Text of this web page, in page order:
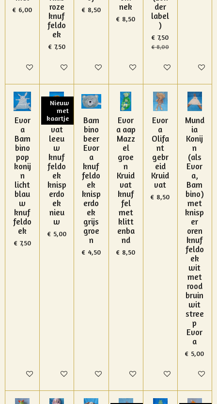
€ 6,00
In winkelwagen
roze
knuf
feldo
ek
€ 7,50
In winkelwagen
€ 8,50
In winkelwagen
nek
€ 8,50
In winkelwagen
der
label
)
€ 7,50
€ 8,00
In winkelwagen
In
Evor
a
Bam
bino
pop
konij
n
licht
blau
w
knuf
feldo
ek
€ 7,50
In winkelwagen
Nieuw
met
kaartje
Kruid
vat
leeu
w
knuf
feldo
ek
knisp
erdo
ek
nieu
w
€ 5,00
In winkelwagen
Bam
bino
beer
Evor
a
knuf
feldo
ek
knisp
erdo
ek
grijs
groe
n
€ 4,50
In winkelwagen
Evor
a aap
Mazz
el
groe
n
Kruid
vat
knuf
fel
met
klitt
enba
nd
€ 8,50
In winkelwagen
Evor
a
Olifa
nt
gebr
eid
Kruid
vat
€ 8,50
In winkelwagen
Mund
ia
Konij
n
(als
Evor
a,
Bam
bino)
met
knisp
er
oren
knuf
feldo
ek
wit
met
rood
bruin
wit
stree
p
Evor
a
€ 5,00
In